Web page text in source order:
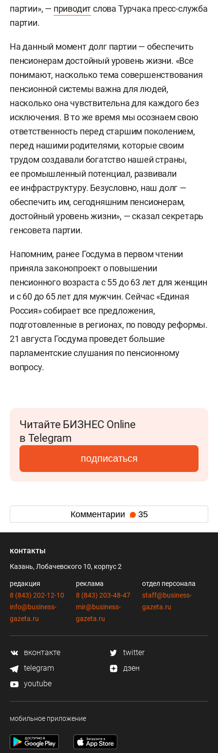
партии», — приводитслова Турчака пресс-служба
партии.
На данный момент долг партии — обеспечить
пенсионерам достойный уровень жизни. «Все
понимают, насколько тема совершенствования
пенсионной системы важна для людей,
насколько она чувствительна для каждого без
исключения. В то же время мы осознаем свою
ответственность перед старшим поколением,
перед нашими родителями, которые своим
трудом создавали богатство нашей страны,
ее промышленный потенциал, развивали
ее инфраструктуру. Безусловно, наш долг —
обеспечить им, сегодняшним пенсионерам,
достойный уровень жизни», — сказал секретарь
генсовета партии.
Напомним, ранее Госдума в первом чтении
приняла законопроект о повышении
пенсионного возраста с 55 до 63 лет для женщин
и с 60 до 65 лет для мужчин. Сейчас «Единая
Россия» собирает все предложения,
подготовленные в регионах, по поводу реформы.
21 августа Госдума проведет большие
парламентские слушания по пенсионному
вопросу.
Читайте БИЗНЕС Online
в Telegram
подписаться
Комментарии 35
контакты
Казань, Лобачевского 10, корпус 2
редакция
8 (843) 202-12-10
info@business-
gazeta.ru
реклама
8 (843) 203-48-47
mir@business-
gazeta.ru
отдел персонала
staff@business-
gazeta.ru
вконтакте
twitter
telegram
дзен
youtube
мобильное приложение